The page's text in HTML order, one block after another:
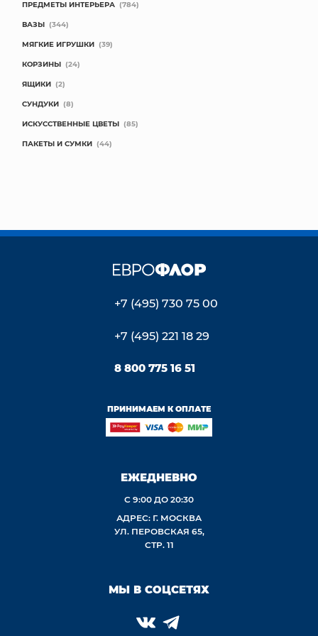
ПРЕДМЕТЫ ИНТЕРЬЕРА (784)
ВАЗЫ (344)
МЯГКИЕ ИГРУШКИ (39)
КОРЗИНЫ (24)
ЯЩИКИ (2)
СУНДУКИ (8)
ИСКУССТВЕННЫЕ ЦВЕТЫ (85)
ПАКЕТЫ И СУМКИ (44)
+7 (495) 730 75 00
+7 (495) 221 18 29
8 800 775 16 51
ПРИНИМАЕМ К ОПЛАТЕ
ЕЖЕДНЕВНО
С 9:00 ДО 20:30
АДРЕС: Г. МОСКВА
УЛ. ПЕРОВСКАЯ 65,
СТР. 11
МЫ В СОЦСЕТЯХ